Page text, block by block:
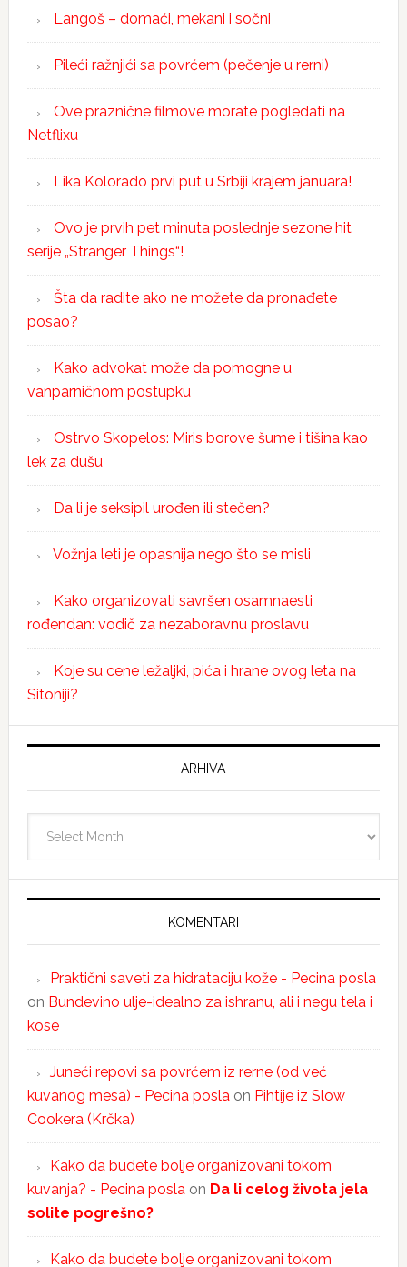
Langoš – domaći, mekani i sočni
Pileći ražnjići sa povrćem (pečenje u rerni)
Ove praznične filmove morate pogledati na
Netflixu
Lika Kolorado prvi put u Srbiji krajem januara!
Ovo je prvih pet minuta poslednje sezone hit
serije „Stranger Things“!
Šta da radite ako ne možete da pronađete
posao?
Kako advokat može da pomogne u
vanparničnom postupku
Ostrvo Skopelos: Miris borove šume i tišina kao
lek za dušu
Da li je seksipil urođen ili stečen?
Vožnja leti je opasnija nego što se misli
Kako organizovati savršen osamnaesti
rođendan: vodič za nezaboravnu proslavu
Koje su cene ležaljki, pića i hrane ovog leta na
Sitoniji?
ARHIVA
KOMENTARI
Praktični saveti za hidrataciju kože - Pecina posla
on Bundevino ulje-idealno za ishranu, ali i negu tela i
kose
Juneći repovi sa povrćem iz rerne (od već
kuvanog mesa) - Pecina poslaon Pihtije iz Slow
Cookera (Krčka)
Kako da budete bolje organizovani tokom
kuvanja? - Pecina poslaon Da li celog života jela
solite pogrešno?
Kako da budete bolje organizovani tokom